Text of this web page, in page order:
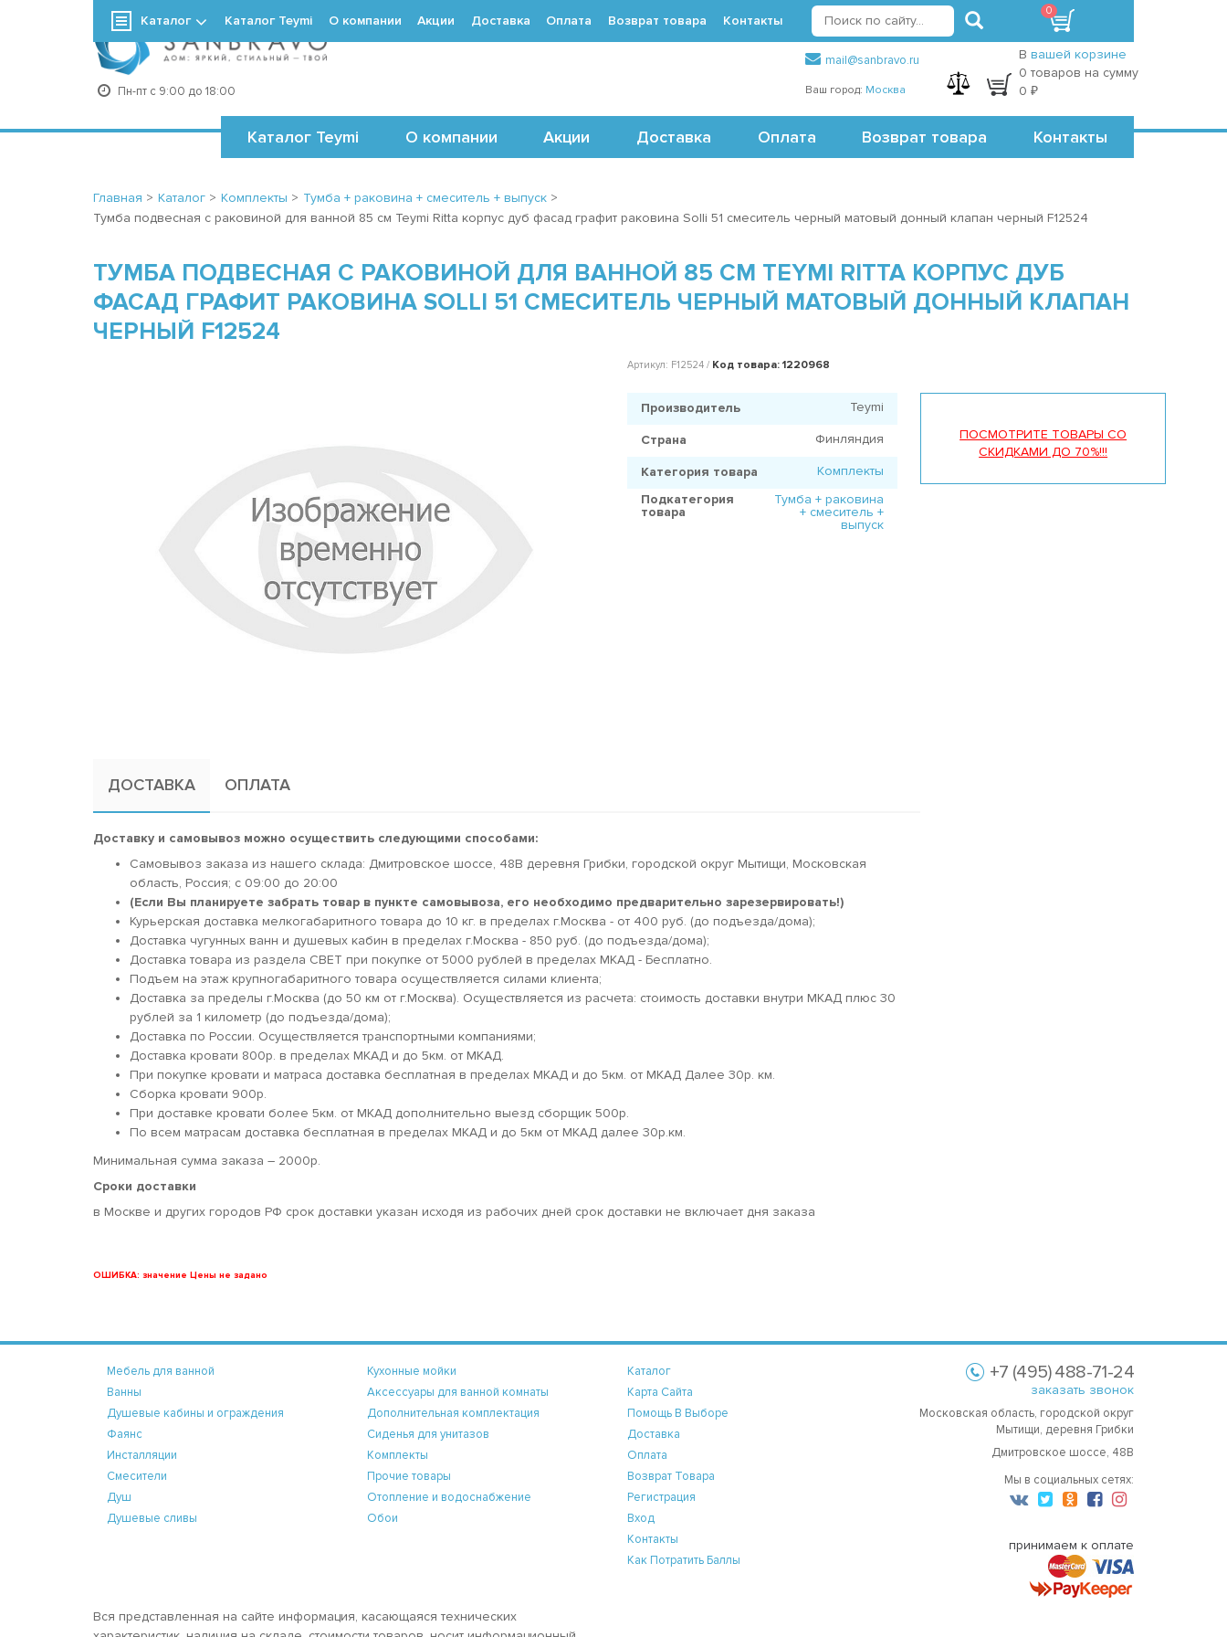
Пн-пт с 9:00 до 18:00
+7 (495) 488-71-24 Точки самовывоза
mail@sanbravo.ru
Ваш город: Москва
регистрация
В вашей корзине
0 товаров на сумму
0 ₽
Каталог Teymi О компании Акции Доставка Оплата Возврат товара Контакты
Каталог Каталог Teymi О компании Акции Доставка Оплата Возврат товара Контакты
0
Главная > Каталог > Комплекты > Тумба + раковина + смеситель + выпуск >
Тумба подвесная с раковиной для ванной 85 см Teymi Ritta корпус дуб фасад графит раковина Solli 51 смеситель черный матовый донный клапан черный F12524
ТУМБА ПОДВЕСНАЯ С РАКОВИНОЙ ДЛЯ ВАННОЙ 85 СМ TEYMI RITTA КОРПУС ДУБ
ФАСАД ГРАФИТ РАКОВИНА SOLLI 51 СМЕСИТЕЛЬ ЧЕРНЫЙ МАТОВЫЙ ДОННЫЙ КЛАПАН
ЧЕРНЫЙ F12524
Артикул: F12524 / Код товара: 1220968
ПОСМОТРИТЕ ТОВАРЫ СО
СКИДКАМИ ДО 70%!!!
Производитель Teymi
Страна Финляндия
Категория товара
Комплекты
Подкатегория
товара
Тумба + раковина
+ смеситель +
выпуск
ДОСТАВКА ОПЛАТА
Доставку и самовывоз можно осуществить следующими способами:
Самовывоз заказа из нашего склада: Дмитровское шоссе, 48В деревня Грибки, городской округ Мытищи, Московская
область, Россия; c 09:00 до 20:00
(Если Вы планируете забрать товар в пункте самовывоза, его необходимо предварительно зарезервировать!)
Курьерская доставка мелкогабаритного товара до 10 кг. в пределах г.Москва - от 400 руб. (до подъезда/дома);
Доставка чугунных ванн и душевых кабин в пределах г.Москва - 850 руб. (до подъезда/дома);
Доставка товара из раздела СВЕТ при покупке от 5000 рублей в пределах МКАД - Бесплатно.
Подъем на этаж крупногабаритного товара осуществляется силами клиента;
Доставка за пределы г.Москва (до 50 км от г.Москва). Осуществляется из расчета: стоимость доставки внутри МКАД плюс 30
рублей за 1 километр (до подъезда/дома);
Доставка по России. Осуществляется транспортными компаниями;
Доставка кровати 800р. в пределах МКАД и до 5км. от МКАД.
При покупке кровати и матраса доставка бесплатная в пределах МКАД и до 5км. от МКАД Далее 30р. км.
Сборка кровати 900р.
При доставке кровати более 5км. от МКАД дополнительно выезд сборщик 500р.
По всем матрасам доставка бесплатная в пределах МКАД и до 5км от МКАД далее 30р.км.
Минимальная сумма заказа – 2000р.
Сроки доставки
в Москве и других городов РФ срок доставки указан исходя из рабочих дней срок доставки не включает дня заказа
ОШИБКА: значение Цены не задано
Мебель для ванной
Ванны
Душевые кабины и ограждения
Фаянс
Инсталляции
Смесители
Душ
Душевые сливы
Кухонные мойки
Аксессуары для ванной комнаты
Дополнительная комплектация
Сиденья для унитазов
Комплекты
Прочие товары
Отопление и водоснабжение
Обои
Каталог
Карта Сайта
Помощь В Выборе
Доставка
Оплата
Возврат Товара
Регистрация
Вход
Контакты
Как Потратить Баллы
+7 (495) 488-71-24
заказать звонок
Московская область, городской округ
Мытищи, деревня Грибки
Дмитровское шоссе, 48В
Мы в социальных сетях:
принимаем к оплате
Вся представленная на сайте информация, касающаяся технических